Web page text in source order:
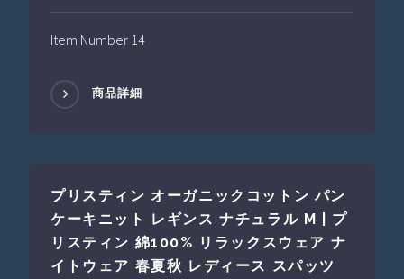
Item Number 14
商品詳細
プリスティン オーガニックコットン パン
ケーキニット レギンス ナチュラル M | プ
リスティン 綿100% リラックスウェア ナ
イトウェア 春夏秋 レディース スパッツ